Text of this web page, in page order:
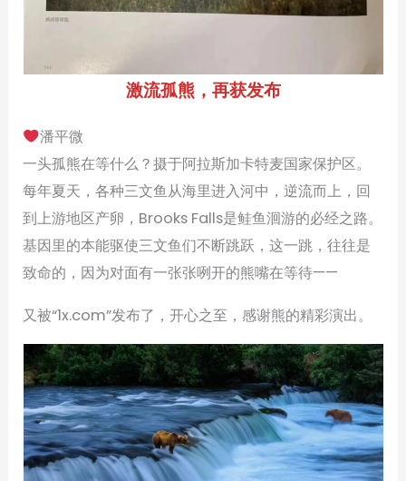
激流孤熊，再获发布
潘平微
一头孤熊在等什么？摄于阿拉斯加卡特麦国家保护区。
每年夏天，各种三文鱼从海里进入河中，逆流而上，回
到上游地区产卵，Brooks Falls是鲑鱼洄游的必经之路。
基因里的本能驱使三文鱼们不断跳跃，这一跳，往往是
致命的，因为对面有一张张咧开的熊嘴在等待——
又被“1x.com”发布了，开心之至，感谢熊的精彩演出。